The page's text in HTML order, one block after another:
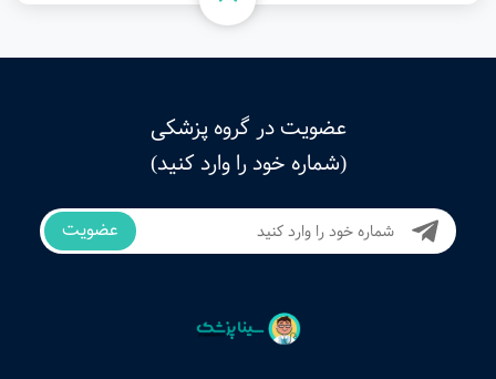
عضویت در گروه پزشکی
(شماره خود را وارد کنید)
عضویت